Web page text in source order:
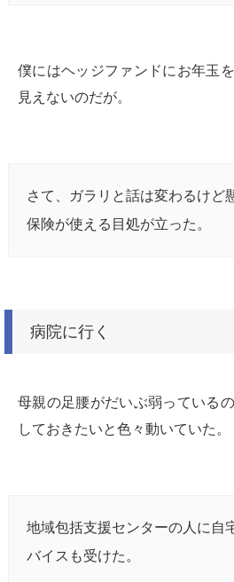
僕にはヘッジファンドにお年玉
見えないのだが。
さて、ガラリと話は変わるけど
保険が使える目処が立った。
病院に行く
母親の足腰がだいぶ弱っている
しておきたいと色々動いていた。
地域包括支援センターの人に自
バイスも受けた。